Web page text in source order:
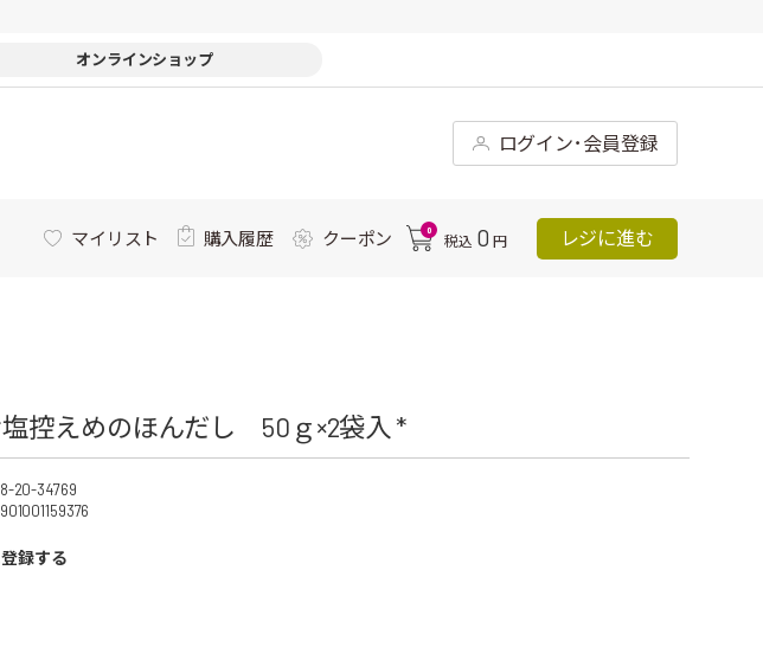
オンラインショップ
ログイン･会員登録
マイリスト 購入履歴 クーポン 0
税込 0 円 レジに進む
控えめのほんだし 50ｇ×2袋入 *
20-34769
録する